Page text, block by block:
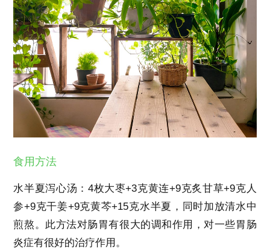
食用方法
水半夏泻心汤：4枚大枣+3克黄连+9克炙甘草+9克人
参+9克干姜+9克黄芩+15克水半夏，同时加放清水中
煎熬。此方法对肠胃有很大的调和作用，对一些胃肠
炎症有很好的治疗作用。